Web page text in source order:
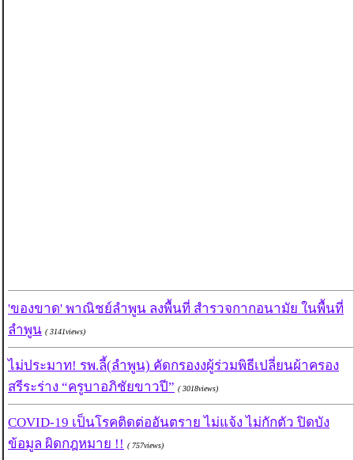
'ของขาด' พาณิชย์ลำพูน ลงพื้นที่ สำรวจกากอนามัย ในพื้นที่
ลำพูน ( 3141views)
ไม่ประมาท! รพ.ลี้(ลำพูน) คัดกรองงผู้ร่วมพิธีเปลี่ยนผ้าครอง
สรีระร่าง “ครูบาอภิชัยขาวปี” ( 3018views)
COVID-19 เป็นโรคติดต่ออันตราย ไม่แจ้ง ไม่กักตัว ปิดบัง
ข้อมูล ผิดกฎหมาย !! ( 757views)